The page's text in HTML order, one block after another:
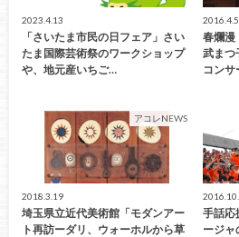
2023.4.13
「さいたま市民の日フェア」さい
たま国際芸術祭のワークショップ
や、地元産いちご…
2016.4.5
春爛
武まつ
コン
アコレNEWS
2018.3.19
埼玉県立近代美術館「モダンアー
ト再訪ーダリ、ウォーホルから草
手話応
ージャ